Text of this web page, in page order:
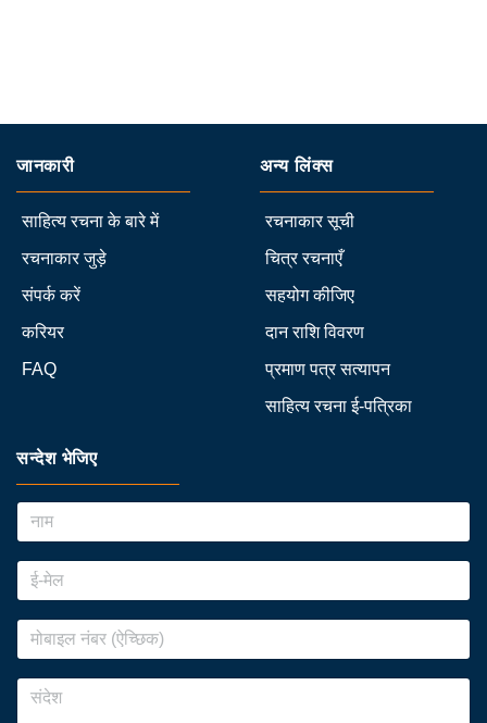
जानकारी
साहित्य रचना के बारे में
रचनाकार जुड़े
संपर्क करें
करियर
FAQ
अन्य लिंक्स
रचनाकार सूची
चित्र रचनाएँ
सहयोग कीजिए
दान राशि विवरण
प्रमाण पत्र सत्यापन
साहित्य रचना ई-पत्रिका
सन्देश भेजिए